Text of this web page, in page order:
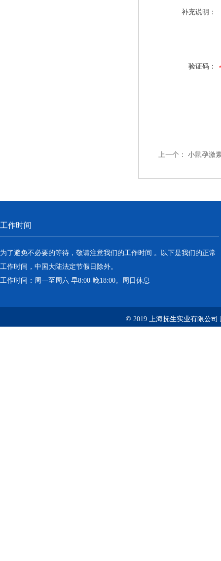
补充说明：
验证码：
上一个： 小鼠孕激
工作时间
为了避免不必要的等待，敬请注意我们的工作时间 。以下是我们的正常
工作时间，中国大陆法定节假日除外。
工作时间：周一至周六 早8:00-晚18:00。周日休息
© 2019 上海抚生实业有限公司